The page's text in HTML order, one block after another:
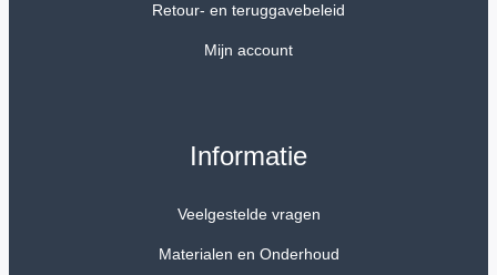
Retour- en teruggavebeleid
Mijn account
Informatie
Veelgestelde vragen
Materialen en Onderhoud